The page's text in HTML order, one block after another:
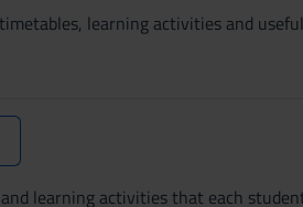
learning activities and
learning activities that each